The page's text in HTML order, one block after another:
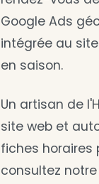
Google Ads
intégrée au
en saison.
Un artisan de
site web et
fiches horaires
consultez